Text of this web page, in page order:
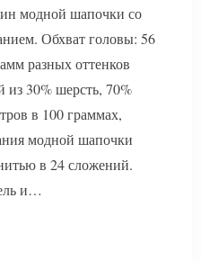
модной шапочки со
Обхват головы: 56
разных оттенков
30% шерсть, 70%
в 100 граммах,
модной шапочки
в 24 сложений.
и…